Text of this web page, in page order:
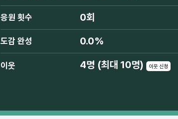
응원 횟수 0회
도감 완성 0.0%
이웃 4명 (최대 10명) 이웃 신청